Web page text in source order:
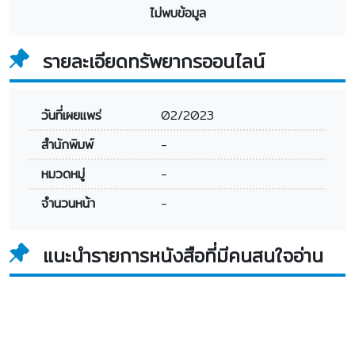
ไม่พบข้อมูล
รายละเอียดทรัพยากรออนไลน์
วันที่เผยแพร่
02/2023
สำนักพิมพ์
-
หมวดหมู่
-
จำนวนหน้า
-
แนะนำรายการหนังสือที่มีคนสนใจอ่าน